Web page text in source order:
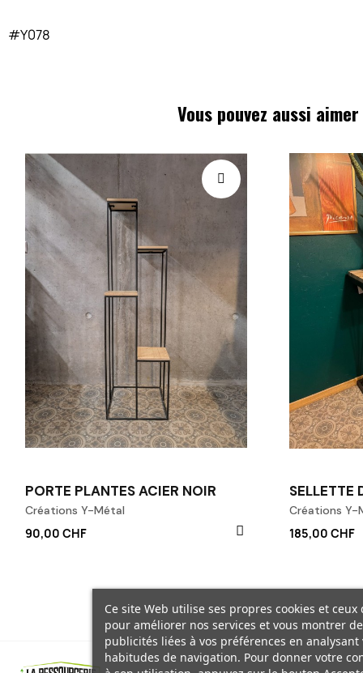
#Y078
Vous pouvez aussi aimer
PORTE PLANTES ACIER NOIR
Créations Y-Métal
90,00 CHF
SELLETTE
Créations Y-
185,00 CHF
Ce site Web utilise ses propres cookies et ceux
pour améliorer nos services et vous montrer
publicités liées à vos préférences en analysant
habitudes de navigation. Pour donner votre